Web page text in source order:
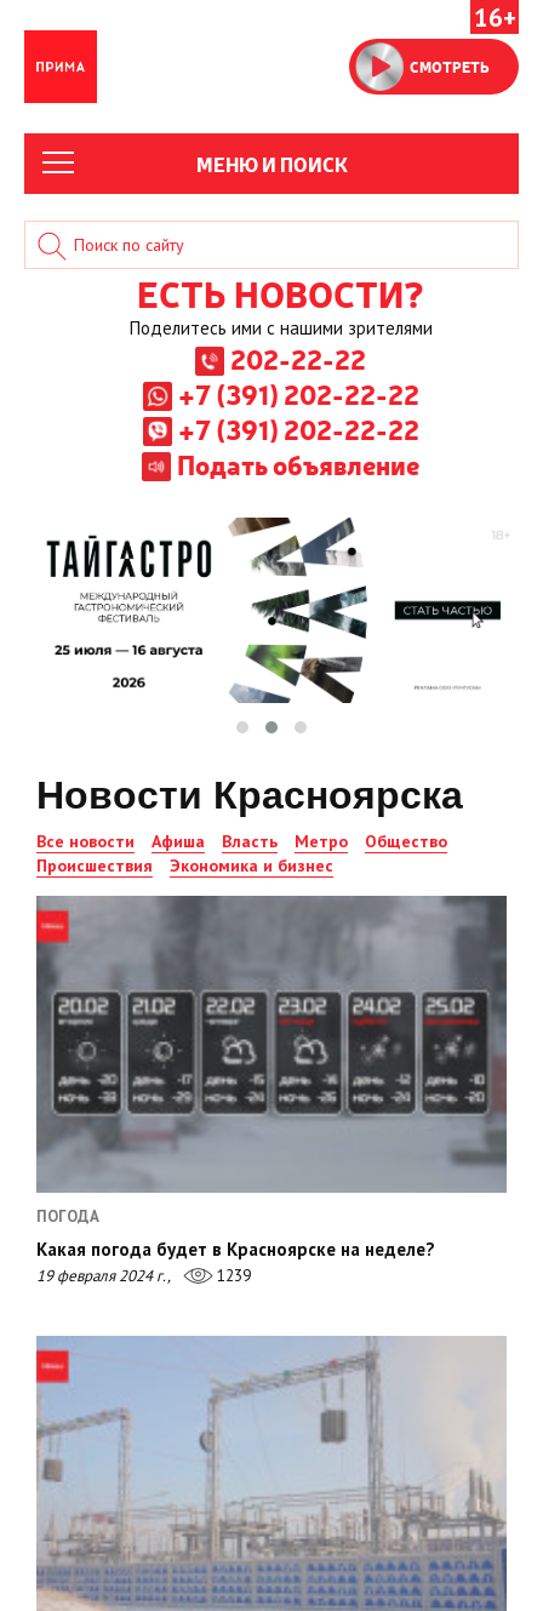
16+
СМОТРЕТЬ
МЕНЮ И ПОИСК
ЕСТЬ НОВОСТИ?
Поделитесь ими с нашими зрителями
202-22-22
+7 (391) 202-22-22
+7 (391) 202-22-22
Подать объявление
Новости Красноярска
Все новости Афиша Власть Метро
Общество
Происшествия
Экономика и бизнес
ПОГОДА
Какая погода будет в Красноярске на неделе?
19 февраля 2024 г., 1239